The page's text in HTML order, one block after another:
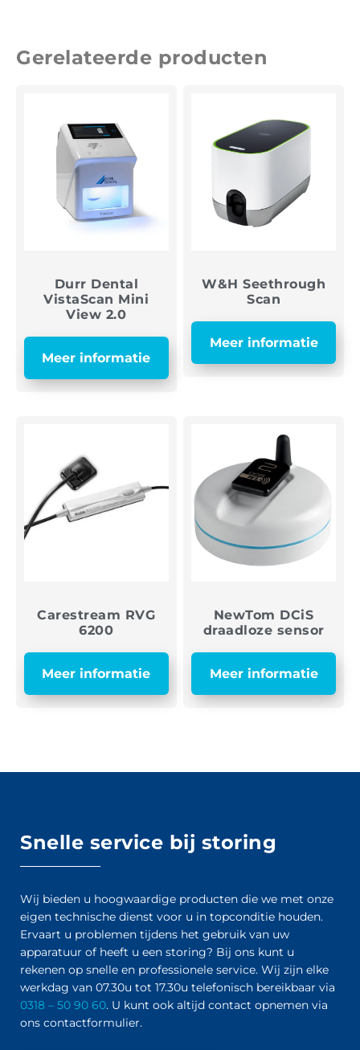
Gerelateerde producten
Durr Dental
VistaScan Mini
View 2.0
Meer informatie
W&H Seethrough
Scan
Meer informatie
Carestream RVG
6200
Meer informatie
NewTom DCiS
draadloze sensor
Meer informatie
Snelle service bij storing
Wij bieden u hoogwaardige producten die we met onze
eigen technische dienst voor u in topconditie houden.
Ervaart u problemen tijdens het gebruik van uw
apparatuur of heeft u een storing? Bij ons kunt u
rekenen op snelle en professionele service. Wij zijn elke
werkdag van 07.30u tot 17.30u telefonisch bereikbaar via
0318 – 50 90 60. U kunt ook altijd contact opnemen via
ons contactformulier.